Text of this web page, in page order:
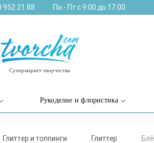
952 21 88 Пн - Пт с 9:00 до 17:00
Супермаркет творчества
Рукоделие и флористика
Глиттер и топпинги Глиттер